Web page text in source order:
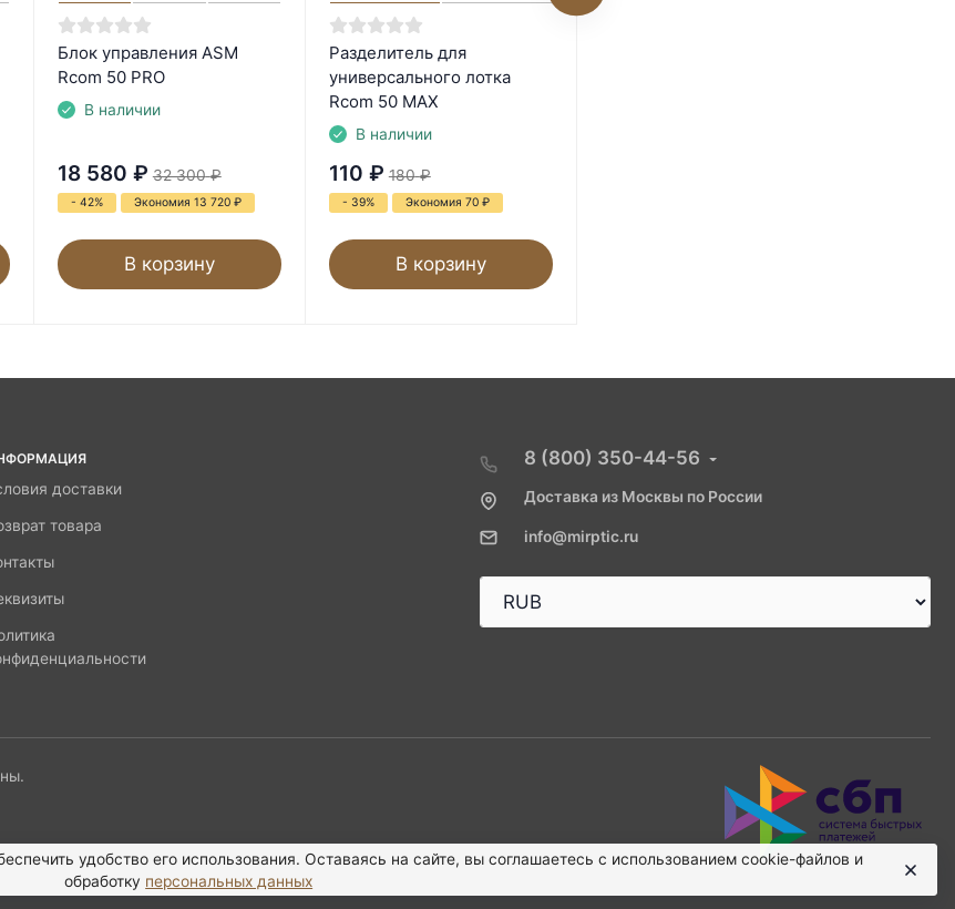
Блок управления ASM
Rcom 50 PRO
В наличии
18 580 ₽ 32 300 ₽
- 42% Экономия 13 720 ₽
В корзину
Разделитель для
универсального лотка
Rcom 50 MAX
В наличии
110 ₽ 180 ₽
- 39% Экономия 70 ₽
В корзину
доставки
товара
8 (800) 350-44-56
Доставка из Москвы по России
info@mirptic.ru
удобство его использования. Оставаясь на сайте, вы соглашаетесь с использованием cookie-файлов и
обработку персональных данных